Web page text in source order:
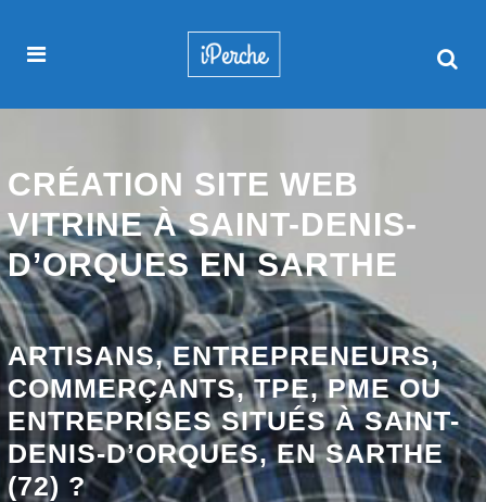
CRÉATION SITE WEB
VITRINE À SAINT-DENIS-
D’ORQUES EN SARTHE
ARTISANS, ENTREPRENEURS,
COMMERÇANTS, TPE, PME OU
ENTREPRISES SITUÉS À SAINT-
DENIS-D’ORQUES, EN SARTHE
(72) ?